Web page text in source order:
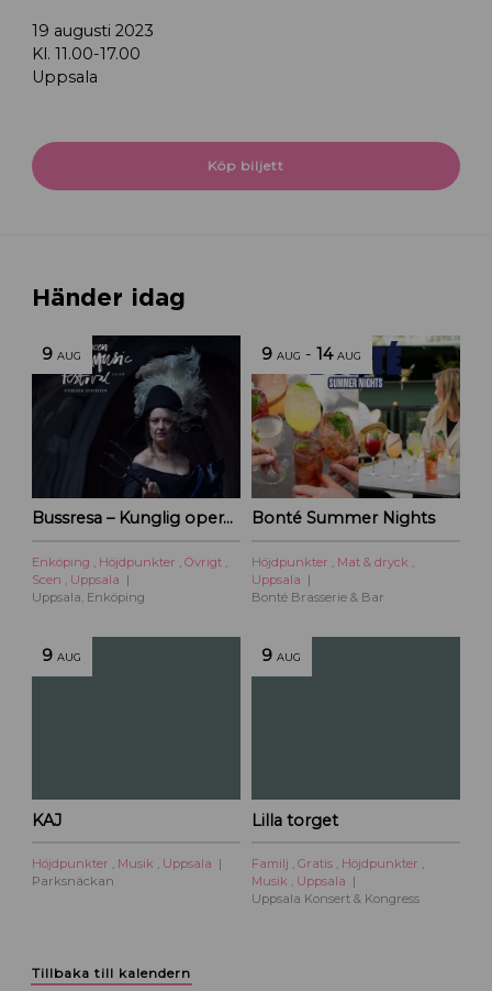
19 augusti 2023
Kl. 11.00-17.00
Uppsala
Köp biljett
Händer idag
9 AUG
Bussresa – Kunglig operakväll vid Ulriksdal 2026
Enköping Höjdpunkter Övrigt
Scen
Uppsala
Uppsala, Enköping
9 AUG -14 AUG
Bonté Summer Nights
Höjdpunkter Mat & dryck
Uppsala
Bonté Brasserie & Bar
9 AUG
KAJ
Höjdpunkter , Musik , Uppsala
Parksnäckan
9 AUG
Lilla torget
Familj , Gratis , Höjdpunkter ,
Musik , Uppsala
Uppsala Konsert & Kongress
Tillbaka till kalendern